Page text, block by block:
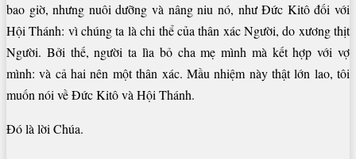
bao giờ, nhưng nuôi dưỡng và nâng niu nó, như Ðức Kitô đối với
Hội Thánh: vì chúng ta là chi thể của thân xác Người, do xương thịt
Người. Bởi thế, người ta lìa bỏ cha mẹ mình mà kết hợp với vợ
mình: và cả hai nên một thân xác. Mầu nhiệm này thật lớn lao, tôi
muốn nói về Ðức Kitô và Hội Thánh.
Ðó là lời Chúa.